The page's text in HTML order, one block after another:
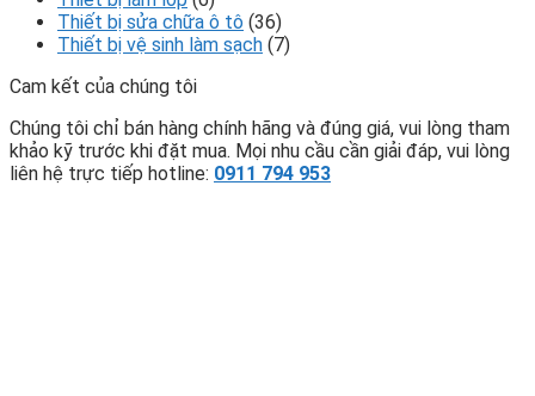
Thiết bị sửa chữa ô tô (36)
Thiết bị vệ sinh làm sạch (7)
Cam kết của chúng tôi
Chúng tôi chỉ bán hàng chính hãng và đúng giá, vui lòng tham
khảo kỹ trước khi đặt mua. Mọi nhu cầu cần giải đáp, vui lòng
liên hệ trực tiếp hotline: 0911 794 953